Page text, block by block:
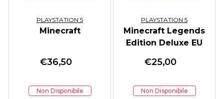
PLAYSTATION 5
Minecraft
€36,50
Non Disponibile
PLAYSTATION 5
Minecraft Legends
Edition Deluxe EU
€25,00
Non Disponibile